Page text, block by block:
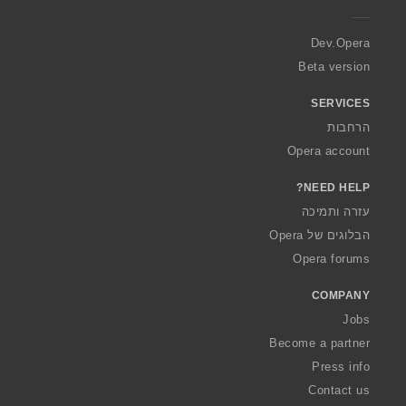
a
Dev.Opera
Beta version
SERVICES
הרחבות
Opera account
NEED HELP?
עזרה ותמיכה
הבלוגים של Opera
Opera forums
COMPANY
Jobs
Become a partner
Press info
Contact us